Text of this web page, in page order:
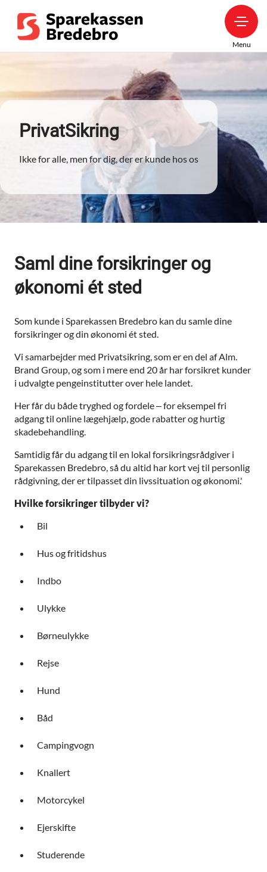
Menu
PrivatSikring
Ikke for alle, men for dig, der er kunde hos os
Saml dine forsikringer og
økonomi ét sted
Som kunde i Sparekassen Bredebro kan du samle dine
forsikringer og din økonomi ét sted.
Vi samarbejder med Privatsikring, som er en del af Alm.
Brand Group, og som i mere end 20 år har forsikret kunder
i udvalgte pengeinstitutter over hele landet.
Her får du både tryghed og fordele – for eksempel fri
adgang til online lægehjælp, gode rabatter og hurtig
skadebehandling.
Samtidig får du adgang til en lokal forsikringsrådgiver i
Sparekassen Bredebro, så du altid har kort vej til personlig
rådgivning, der er tilpasset din livssituation og økonomi.'
Hvilke forsikringer tilbyder vi?
Bil
Hus og fritidshus
Indbo
Ulykke
Børneulykke
Rejse
Hund
Båd
Campingvogn
Knallert
Motorcykel
Ejerskifte
Studerende